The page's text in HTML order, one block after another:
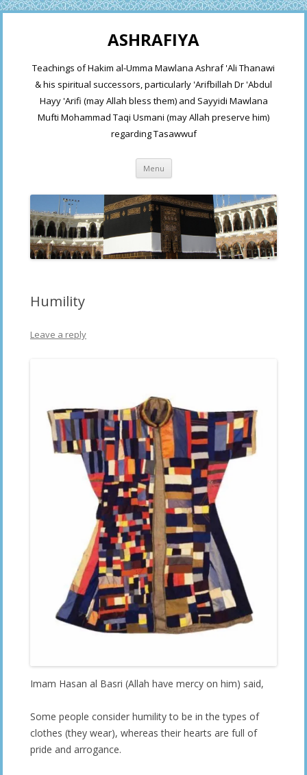
ASHRAFIYA
Teachings of Hakim al-Umma Mawlana Ashraf 'Ali Thanawi
& his spiritual successors, particularly 'Arifbillah Dr 'Abdul
Hayy 'Arifi (may Allah bless them) and Sayyidi Mawlana
Mufti Mohammad Taqi Usmani (may Allah preserve him)
regarding Tasawwuf
Menu Skip
content
Humility
Leave a reply
Imam Hasan al Basri (Allah have mercy on him) said,
Some people consider humility to be in the types of
clothes (they wear), whereas their hearts are full of
pride and arrogance.